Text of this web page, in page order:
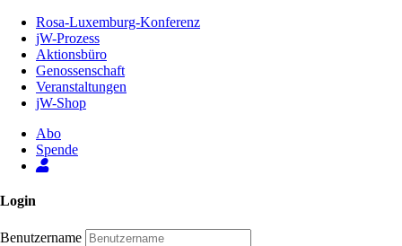
Inhalt
Seite
Rosa-Luxemburg-Konferenz
jW-Prozess
Aktionsbüro
Genossenschaft
Veranstaltungen
jW-Shop
Abo
Spende
Login
Benutzername